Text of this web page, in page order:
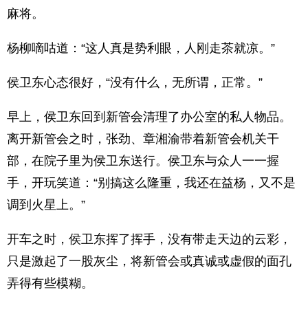
麻将。
杨柳嘀咕道：“这人真是势利眼，人刚走茶就凉。”
侯卫东心态很好，“没有什么，无所谓，正常。”
早上，侯卫东回到新管会清理了办公室的私人物品。
离开新管会之时，张劲、章湘渝带着新管会机关干
部，在院子里为侯卫东送行。侯卫东与众人一一握
手，开玩笑道：“别搞这么隆重，我还在益杨，又不是
调到火星上。”
开车之时，侯卫东挥了挥手，没有带走天边的云彩，
只是激起了一股灰尘，将新管会或真诚或虚假的面孔
弄得有些模糊。